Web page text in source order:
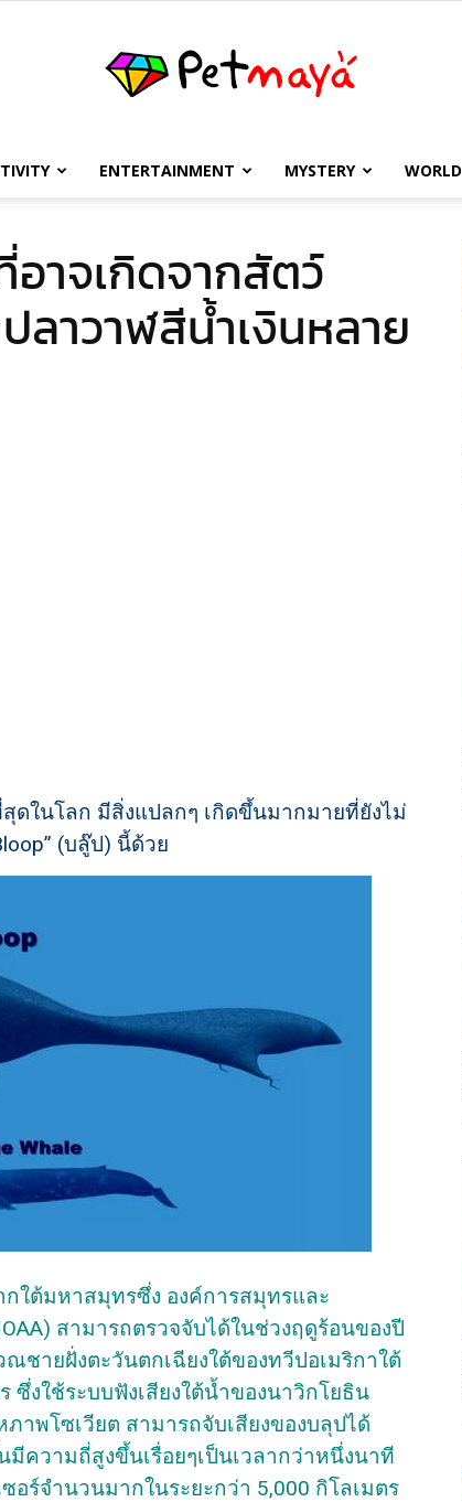
เพชร
มายา
ENTERTAINMENT MYSTERY WORLD
อาจเกิดจากสัตว์
ลาวาฬสีน้ำเงินหลาย
ในโลก มีสิ่งแปลกๆ เกิดขึ้นมากมายที่ยังไม่
(บลู๊ป) นี้ด้วย
กใต้มหาสมุทรซึ่ง องค์การสมุทรและ
สามารถตรวจจับได้ในช่วงฤดูร้อนของปี
ชายฝั่งตะวันตกเฉียงใต้ของทวีปอเมริกาใต้
งใช้ระบบฟังเสียงใต้น้ำของนาวิกโยธิน
าพโซเวียต สามารถจับเสียงของบลุปได้
มีความถี่สูงขึ้นเรื่อยๆเป็นเวลากว่าหนึ่งนาที
อร์จำนวนมากในระยะกว่า 5,000 กิโลเมตร